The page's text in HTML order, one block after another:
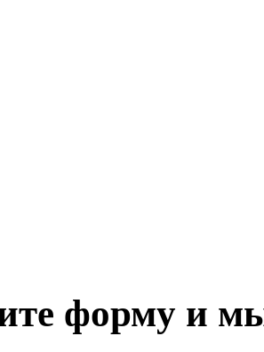
форму и